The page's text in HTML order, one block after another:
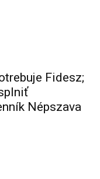
Fidesz;
Népszava